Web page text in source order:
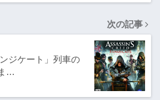
次の記事
ジケート」列車の
…